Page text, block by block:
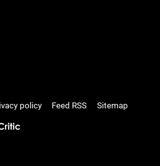
policy Feed RSS Sitemap